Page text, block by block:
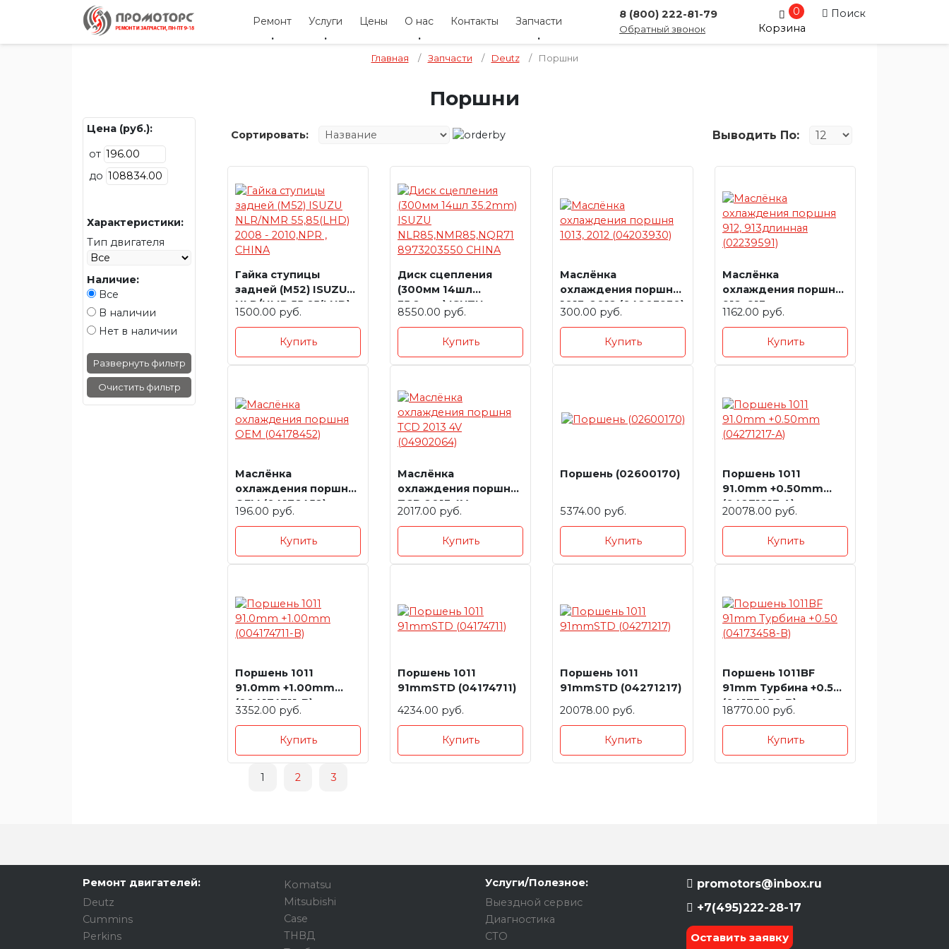
Ремонт Услуги Цены О нас Контакты Запчасти
8 (800) 222-81-79
Обратный звонок
0
Корзина
Поиск
Главная / Запчасти / Deutz / Поршни
Поршни
Цена (руб.):
от
до
Характеристики:
Тип двигателя
Наличие:
Все
В наличии
Нет в наличии
Развернуть фильтр
Очистить фильтр
Сортировать: Выводить По:
Гайка ступицы
задней (M52) ISUZU
NLR/NMR 55,85(LHD)
2008 - 2010,NPR ,
CHINA
1500.00 руб.
Купить
Диск сцепления
(300мм 14шл
35.2mm) ISUZU
NLR85,NMR85,NQR71
8973203550 CHINA
8550.00 руб.
Купить
Маслёнка
охлаждения поршня
1013, 2012 (04203930)
300.00 руб.
Купить
Маслёнка
охлаждения поршня
912, 913длинная
(02239591)
1162.00 руб.
Купить
Маслёнка
охлаждения поршня
OEM (04178452)
196.00 руб.
Купить
Маслёнка
охлаждения поршня
TCD 2013 4V
(04902064)
2017.00 руб.
Купить
Поршень (02600170)
5374.00 руб.
Купить
Поршень 1011
91.0mm +0.50mm
(04271217-A)
20078.00 руб.
Купить
Поршень 1011
91.0mm +1.00mm
(004174711-B)
3352.00 руб.
Купить
Поршень 1011
91mmSTD (04174711)
4234.00 руб.
Купить
Поршень 1011
91mmSTD (04271217)
20078.00 руб.
Купить
Поршень 1011BF
91mm Турбина +0.50
(04173458-B)
18770.00 руб.
Купить
1 2 3
Ремонт двигателей:
Deutz
Cummins
Perkins
Komatsu
Mitsubishi
Case
ТНВД
Услуги/Полезное:
Выездной сервис
Диагностика
СТО
promotors@inbox.ru
+7(495)222-28-17
Оставить заявку